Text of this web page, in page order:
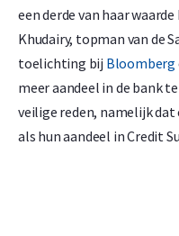
een derde van haar
Khudairy, topman van de
toelichting bij Bloomberg
meer aandeel in de bank
veilige reden, namelijk
als hun aandeel in Credit